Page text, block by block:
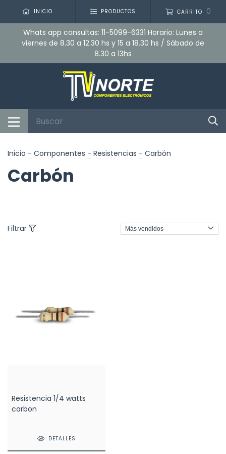
INICIO PRODUCTOS CARRITO 0
Whats app consultas: 11-5099-6331 Horario: Lunes a
viernes de 8.30 a 12.30 hs y 15 a 18.30 hs / Sábado de
8.30 a 13hs
Inicio - Componentes - Resistencias - Carbón
Carbón
Filtrar
Resistencia 1/4 watts
carbon
DETALLES